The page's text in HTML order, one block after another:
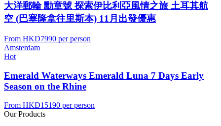
大洋郵輪 勳章號 探索伊比利亞風情之旅 土耳其航
空 (巴塞隆拿往里斯本) 11月出發優惠
From HKD7990 per person
Amsterdam
Hot
Emerald Waterways Emerald Luna 7 Days Early
Season on the Rhine
From HKD15190 per person
Our Products